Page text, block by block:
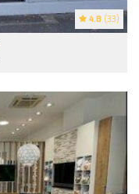
4.8 (33)